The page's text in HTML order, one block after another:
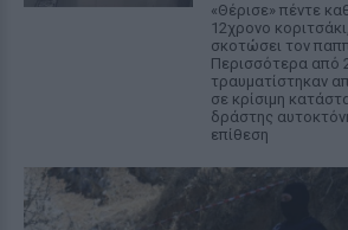
«Θέρισε» πέντε
12χρονο
σκοτώσει τον
Περισσότερα από
τραυματίστηκαν
σε κρίσιμη
δράστης
επίθεση